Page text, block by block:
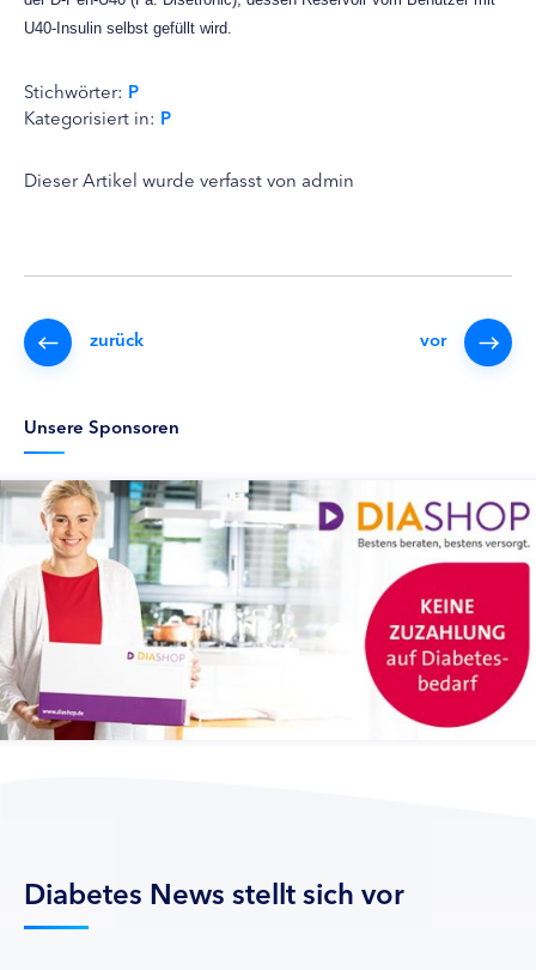
U40-Insulin selbst gefüllt wird.
Stichwörter: P
Kategorisiert in: P
Dieser Artikel wurde verfasst von admin
zurück vor
Unsere Sponsoren
Diabetes News stellt sich vor